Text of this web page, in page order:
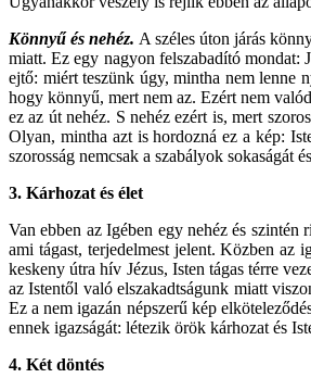
Könnyű és nehéz. A széles úton járás
miatt. Ez egy nagyon felszabadító mondat:
ejtő: miért teszünk úgy, mintha nem lenne
hogy könnyű, mert nem az. Ezért nem
ez az út nehéz. S nehéz ezért is, mert
Olyan, mintha azt is hordozná ez a kép:
szorosság nemcsak a szabályok sokaságát
3. Kárhozat és élet
Van ebben az Igében egy nehéz és
ami tágast, terjedelmest jelent. Közben az
keskeny útra hív Jézus, Isten tágas térre
az Istentől való elszakadtságunk miatt
Ez a nem igazán népszerű kép
ennek igazságát: létezik örök kárhozat és
4. Két döntés